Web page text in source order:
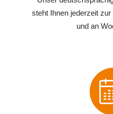
steht Ihnen jederzeit
und an